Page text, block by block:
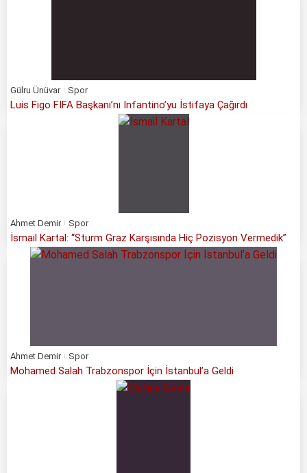
Gülru Ünüvar Spor
Luis Figo FIFA Başkanı’nı Infantino’yu İstifaya Çağırdı
Ahmet Demir Spor
İsmail Kartal: “Sturm Graz Karşısında Hiç Pozisyon Vermedik”
Ahmet Demir Spor
Mohamed Salah Trabzonspor İçin İstanbul’a Geldi